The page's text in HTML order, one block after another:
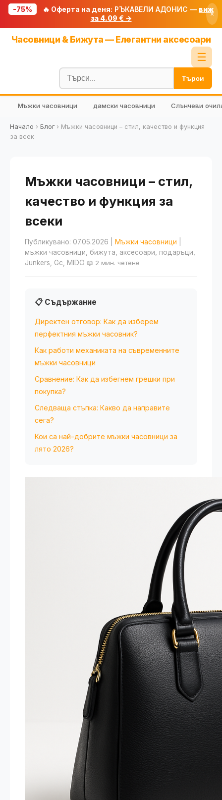
-75% 🔥 Оферта на деня: РЪКАВЕЛИ АДОНИС — виж
за 4.09 € →
×
Часовници & Бижута — Елегантни аксесоари
☰
Блог
🧮 Калкулатори
🔍 Намери продукт
🎁 Подарък
Търси
Мъжки часовници дамски часовници Слънчеви
Начало › Блог› Мъжки часовници – стил, качество и функция
за всек
Мъжки часовници – стил,
качество и функция за
всеки
Публикувано: 07.05.2026 Мъжки часовници
мъжки часовници, бижута, аксесоари, подаръци,
Junkers, Gc, MIDO 📖 2 мин. четене
📋 Съдържание
Директен отговор: Как да изберем
перфектния мъжки часовник?
Как работи механиката на съвременните
мъжки часовници
Сравнение: Как да избегнем грешки при
покупка?
Следваща стъпка: Какво да направите
сега?
Кои са най-добрите мъжки часовници за
лято 2026?